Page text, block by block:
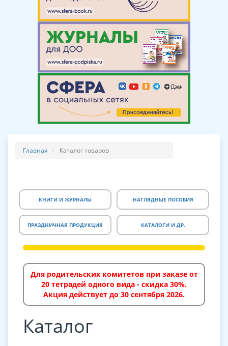
Главная Каталог товаров
КНИГИ И ЖУРНАЛЫ НАГЛЯДНЫЕ ПОСОБИЯ
ПРАЗДНИЧНАЯ ПРОДУКЦИЯ КАТАЛОГИ И ДР.
Для родительских комитетов при заказе от
20 тетрадей одного вида - скидка 30%.
Акция действует до 30 сентября 2026.
Каталог